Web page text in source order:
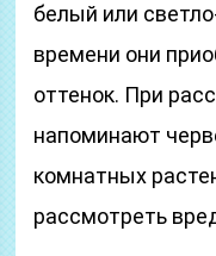
белый или
времени они
оттенок. При
напоминают
комнатных
рассмотреть